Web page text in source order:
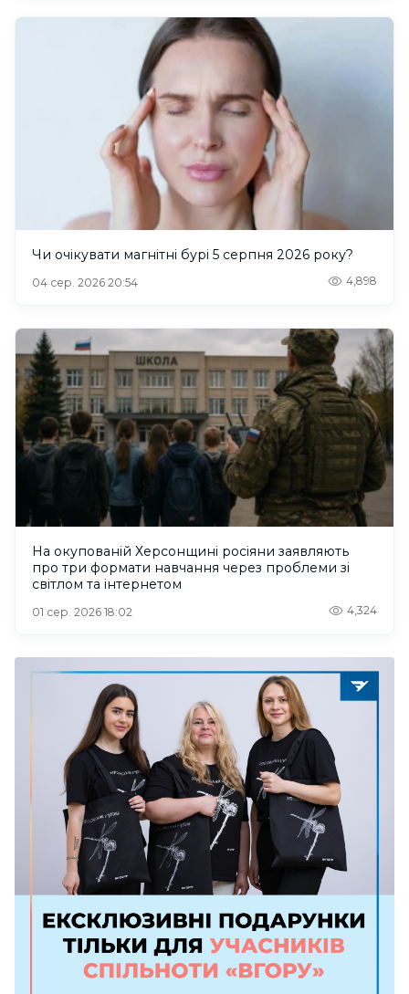
Чи очікувати магнітні бурі 5 серпня 2026 року?
04 сер. 2026 20:54 4,898
На окупованій Херсонщині росіяни заявляють
про три формати навчання через проблеми зі
світлом та інтернетом
01 сер. 2026 18:02 4,324